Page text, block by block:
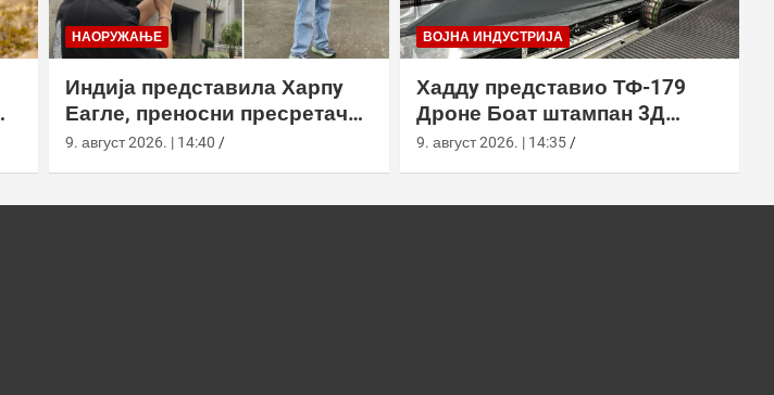
НАОРУЖАЊЕ
Индија представила Харпy
Еагле, преносни пресретач
дронова са АИ навођењем
9. август 2026. | 14:40
ВОЈНА ИНДУСТРИЈА
Хаддy представио ТФ-179
Дроне Боат штампан 3Д
технологијом
9. август 2026. | 14:35